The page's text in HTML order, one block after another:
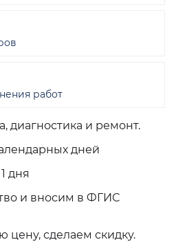
диагностика и ремонт.
дней
дня
и вносим в ФГИС
цену, сделаем скидку.
работ